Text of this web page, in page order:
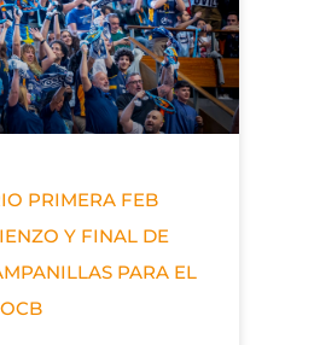
PRIMERA FEB
Y FINAL DE
PARA EL